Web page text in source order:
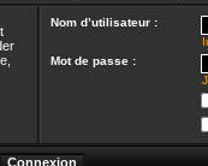
Nom d’utilisateur :
Mot de passe :